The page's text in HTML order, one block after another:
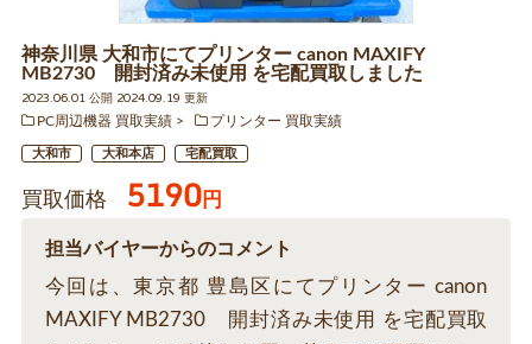
神奈川県 大和市にてプリンター canon MAXIFY
MB2730 開封済み未使用 を宅配買取しました
2023.06.01 公開 2024.09.19 更新
PC周辺機器 買取実績
プリンター 買取実績
大和市 大和本店 宅配買取
買取価格 5190円
担当バイヤーからのコメント
今回は、東京都 豊島区にてプリンター canon
MAXIFY MB2730 開封済み未使用 を宅配買取